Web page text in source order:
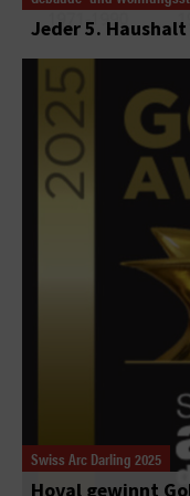
Jeder 5.
Swiss Arc Darling 2025
Hoval gewinnt